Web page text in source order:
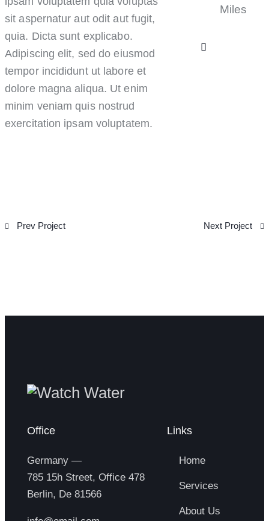
sit aspernatur aut odit aut fugit,
quia. Dicta sunt explicabo.
Adipiscing elit, sed do eiusmod
tempor incididunt ut labore et
dolore magna aliqua. Ut enim
minim veniam quis nostrud
exercitation ipsam voluptatem.
Miles
Prev Project Next Project
Office
Germany —
785 15h Street, Office 478
Berlin, De 81566
Links
Home
Services
About Us